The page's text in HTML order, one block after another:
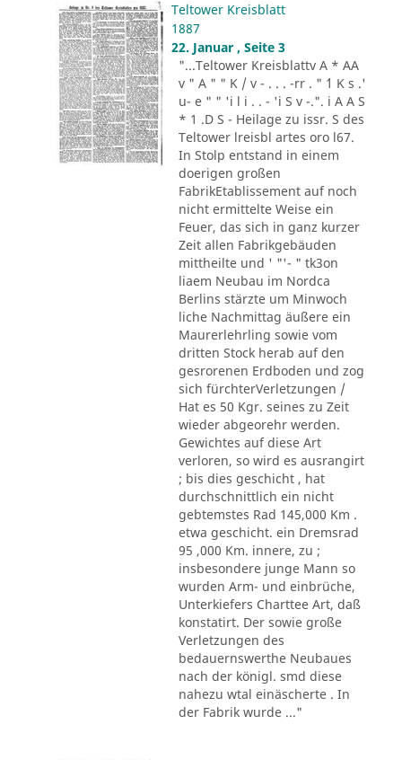
Teltower Kreisblatt
1887
22. Januar , Seite 3
"...Teltower Kreisblattv A * AA
v " A " " K / v - . . . -rr . " ´1 K s .'
u- e " " 'i l i . . - 'i S v -.". i A A S
* 1 .D S - Heilage zu issr. S des
Teltower lreisbl artes oro l67.
In Stolp entstand in einem
doerigen großen
FabrikEtablissement auf noch
nicht ermittelte Weise ein
Feuer, das sich in ganz kurzer
Zeit allen Fabrikgebäuden
mittheilte und ' "'- " tk3on
liaem Neubau im Nordca
Berlins stärzte um Minwoch
liche Nachmittag äußere ein
Maurerlehrling sowie vom
dritten Stock herab auf den
gesrorenen Erdboden und zog
sich fürchterVerletzungen /
Hat es 50 Kgr. seines zu Zeit
wieder abgeorehr werden.
Gewichtes auf diese Art
verloren, so wird es ausrangirt
; bis dies geschicht , hat
durchschnittlich ein nicht
gebtemstes Rad 145,000 Km .
etwa geschicht. ein Dremsrad
95 ,000 Km. innere, zu ;
insbesondere junge Mann so
wurden Arm- und einbrüche,
Unterkiefers Charttee Art, daß
konstatirt. Der sowie große
Verletzungen des
bedauernswerthe Neubaues
nach der königl. smd diese
nahezu wtal einäscherte . In
der Fabrik wurde ..."